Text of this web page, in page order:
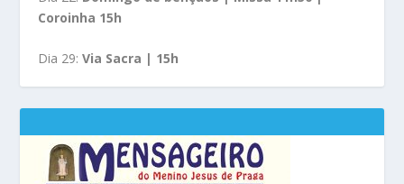
Coroinha 15h
Dia 29:Via Sacra | 15h